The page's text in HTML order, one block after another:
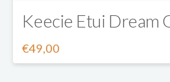
worden
op
de
meerdere
variaties.
Deze
Keecie Etui Dream
€49,00
Dit